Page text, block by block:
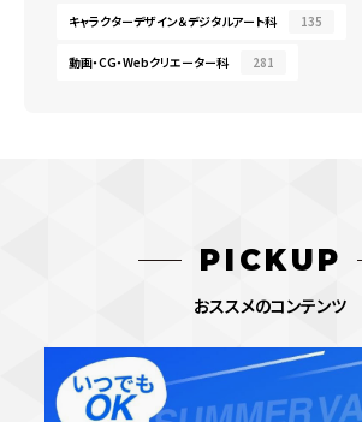
キャラクターデザイン＆デジタルアート科 135
動画・CG・Webクリエーター科 281
PICKUP
おススメのコンテンツ